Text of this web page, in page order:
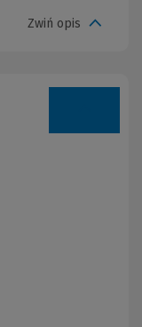
Zwiń opis